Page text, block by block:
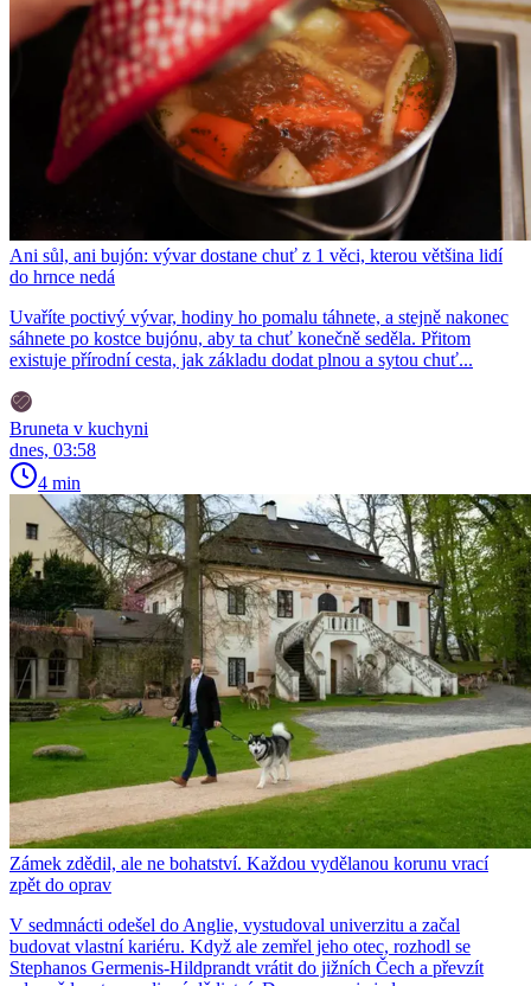
Ani sůl, ani bujón: vývar dostane chuť z 1 věci, kterou většina lidí
do hrnce nedá
Uvaříte poctivý vývar, hodiny ho pomalu táhnete, a stejně nakonec
sáhnete po kostce bujónu, aby ta chuť konečně seděla. Přitom
existuje přírodní cesta, jak základu dodat plnou a sytou chuť...
Bruneta v kuchyni
dnes, 03:58
4 min
Zámek zdědil, ale ne bohatství. Každou vydělanou korunu vrací
zpět do oprav
V sedmnácti odešel do Anglie, vystudoval univerzitu a začal
budovat vlastní kariéru. Když ale zemřel jeho otec, rozhodl se
Stephanos Germenis-Hildprandt vrátit do jižních Čech a převzít